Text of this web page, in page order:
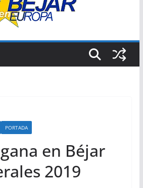
PORTADA
gana en Béjar
2019